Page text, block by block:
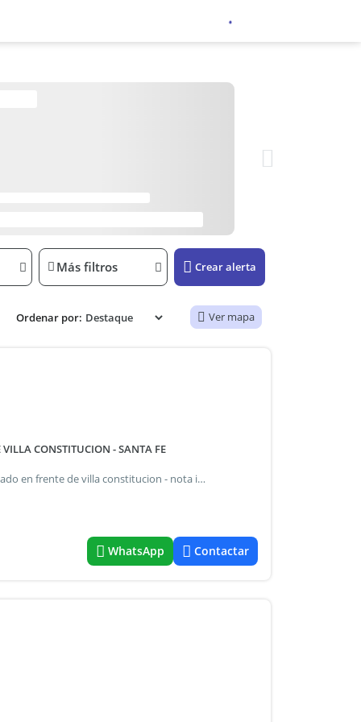
Más filtros Crear alerta
Ordenar por: Ver mapa
CONSTITUCION - SANTA FE
Campo - isla en venta 2300 ha, explotacion ganadera, ubicado en frente de villa constitucion - nota importante: toda la información y medidas provistas son aproximadas y deberán ratificarse con la documentación pertinente y no compromete contractualmente al anunciante. Los gastos (expensas, abl) expresados refieren a la última información recabada y deberán confirmarse. Fotografías no vinculantes ni contractuales c.I caratan maria lujan mat.292 ref#475685.
WhatsApp Contactar